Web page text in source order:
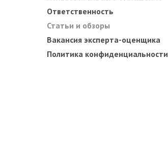
Ответственность
Статьи и обзоры
Вакансия эксперта-оценщика
Политика конфиденциальности